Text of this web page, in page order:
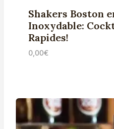
Shakers Boston
Inoxydable:
Rapides!
0,00€